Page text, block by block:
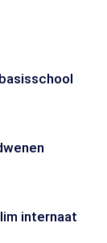
internaat